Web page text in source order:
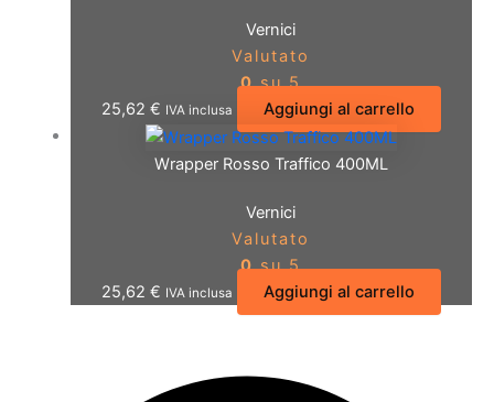
Vernici
Valutato
0su 5
25,62 € IVA inclusa Aggiungi al carrello
Wrapper Rosso Traffico 400ML
Vernici
Valutato
0su 5
25,62 € IVA inclusa Aggiungi al carrello